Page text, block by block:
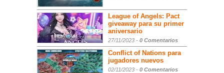
League of Angels: Pact
giveaway para su primer
aniversario
27/11/2023 - 0 Comentarios
Conflict of Nations para
jugadores nuevos
02/11/2023 - 0 Comentarios